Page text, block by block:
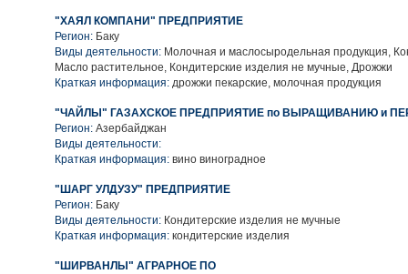
"ХАЯЛ КОМПАНИ" ПРЕДПРИЯТИЕ
Регион: Баку
Виды деятельности: Молочная и маслосыродельная продукция,
Масло растительное, Кондитерские изделия не мучные, Дрожжи
Краткая информация: дрожжи пекарские, молочная продукция
"ЧАЙЛЫ" ГАЗАХСКОЕ ПРЕДПРИЯТИЕ по ВЫРАЩИВАНИЮ и
Регион: Азербайджан
Виды деятельности:
Краткая информация: вино виноградное
"ШАРГ УЛДУЗУ" ПРЕДПРИЯТИЕ
Регион: Баку
Виды деятельности: Кондитерские изделия не мучные
Краткая информация: кондитерские изделия
"ШИРВАНЛЫ" АГРАРНОЕ ПО